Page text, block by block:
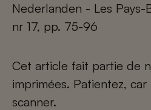
Nederlanden - Les Pays-
nr 17, pp. 75-96
Cet article fait partie de
imprimées. Patientez,
scanner.